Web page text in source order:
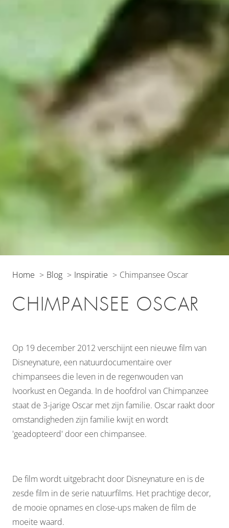
Home Blog Inspiratie Chimpansee Oscar
CHIMPANSEE OSCAR
Op 19 december 2012 verschijnt een nieuwe film van
Disneynature, een natuurdocumentaire over
chimpansees die leven in de regenwouden van
Ivoorkust en Oeganda. In de hoofdrol van Chimpanzee
staat de 3-jarige Oscar met zijn familie. Oscar raakt door
omstandigheden zijn familie kwijt en wordt
'geadopteerd' door een chimpansee.
De film wordt uitgebracht door Disneynature en is de
zesde film in de serie natuurfilms. Het prachtige decor,
de mooie opnames en close-ups maken de film de
moeite waard.